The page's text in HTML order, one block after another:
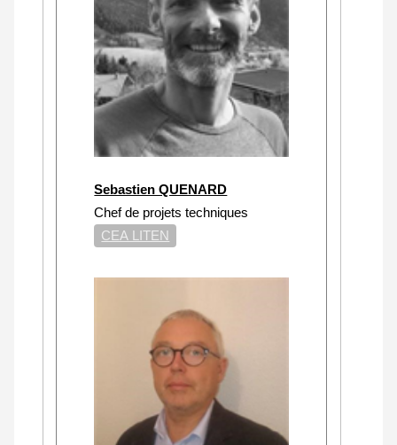
Sebastien QUENARD
Chef de projets techniques
CEA LITEN